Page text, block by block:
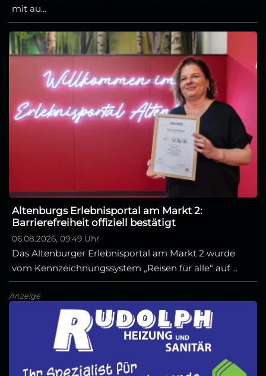
mit au...
Altenburgs Erlebnisportal am Markt 2:
Barrierefreiheit offiziell bestätigt
06.08.2026, 09:49 Uhr
Das Altenburger Erlebnisportal am Markt 2 wurde
vom Kennzeichnungssystem „Reisen für alle“ auf ...
Anzeige